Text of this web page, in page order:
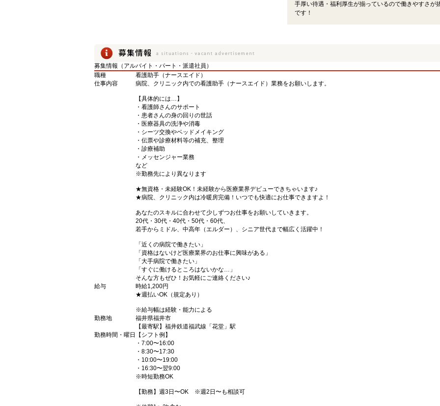
手厚い待遇・福利厚生が揃っているので働きやすさが
です！
募集情報（アルバイト・パート・派遣社員）
職種
看護助手（ナースエイド）
仕事内容
病院、クリニック内での看護助手（ナースエイド）業務をお願いします。
【具体的には…】
・看護師さんのサポート
・患者さんの身の回りの世話
・医療器具の洗浄や消毒
・シーツ交換やベッドメイキング
・伝票や診療材料等の補充、整理
・診療補助
・メッセンジャー業務
など
※勤務先により異なります
★無資格・未経験OK！未経験から医療業界デビューできちゃいます♪
★病院、クリニック内は冷暖房完備！いつでも快適にお仕事できますよ！
あなたのスキルに合わせて少しずつお仕事をお願いしていきます。
20代・30代・40代・50代・60代、
若手からミドル、中高年（エルダー）、シニア世代まで幅広く活躍中！
「近くの病院で働きたい」
「資格はないけど医療業界のお仕事に興味がある」
「大手病院で働きたい」
「すぐに働けるところはないかな…」
そんな方もぜひ！お気軽にご連絡ください♪
給与
時給1,200円
★週払いOK（規定あり）
※給与幅は経験・能力による
勤務地
福井県福井市
【最寄駅】福井鉄道福武線「花堂」駅
勤務時間・曜日
【シフト例】
・7:00〜16:00
・8:30〜17:30
・10:00〜19:00
・16:30〜翌9:00
※時短勤務OK
【勤務】週3日〜OK ※週2日〜も相談可